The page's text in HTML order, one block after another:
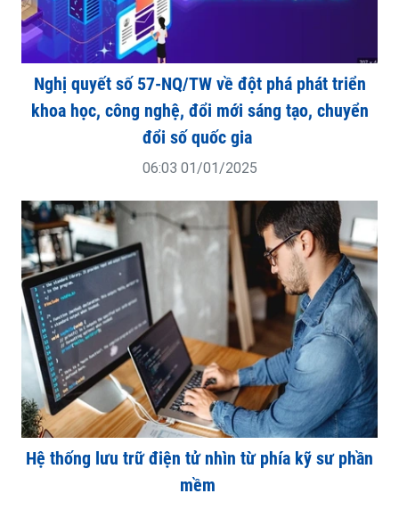
Nghị quyết số 57-NQ/TW về đột phá phát triển
khoa học, công nghệ, đổi mới sáng tạo, chuyển
đổi số quốc gia
06:03 01/01/2025
Hệ thống lưu trữ điện tử nhìn từ phía kỹ sư phần
mềm